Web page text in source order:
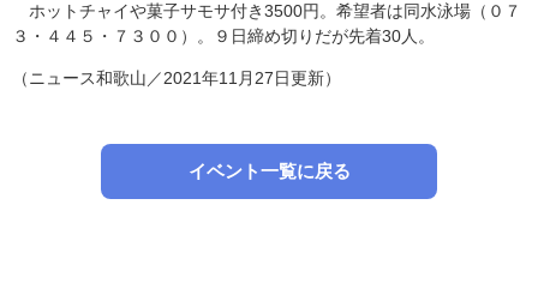
ホットチャイや菓子サモサ付き3500円。希望者は同水泳場（０７
３・４４５・７３００）。９日締め切りだが先着30人。
（ニュース和歌山／2021年11月27日更新）
イベント一覧に戻る